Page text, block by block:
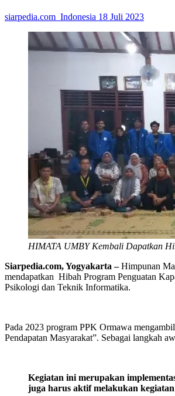
siarpedia.com_Indonesia 18 Juli 2023
HIMATA UMBY Kembali Dapatkan
Siarpedia.com, Yogyakarta –Himpunan
mendapatkan Hibah Program Penguatan
Psikologi dan Teknik Informatika.
Pada 2023 program PPK Ormawa
Pendapatan Masyarakat”. Sebagai langkah
Kegiatan ini merupakan
juga harus aktif melakukan